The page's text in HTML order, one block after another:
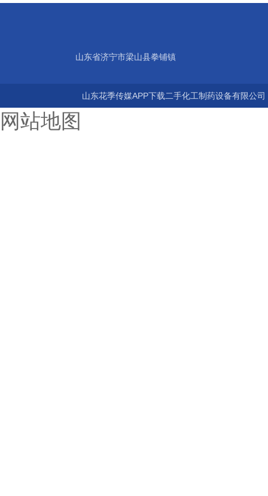
山东省济宁市梁山县拳铺镇
山东花季传媒APP下载二手化工制药设备有限公
网站地图